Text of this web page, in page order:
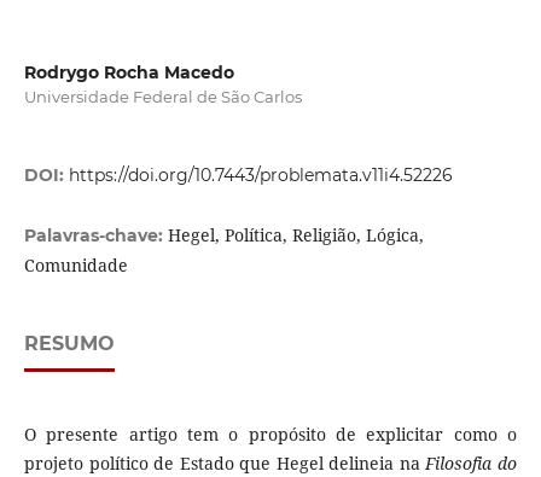
Rodrygo Rocha Macedo
Universidade Federal de São Carlos
DOI: https://doi.org/10.7443/problemata.v11i4.52226
Palavras-chave: Hegel, Política, Religião, Lógica,
Comunidade
RESUMO
O presente artigo tem o propósito de explicitar como o
projeto político de Estado que Hegel delineia naFilosofia do